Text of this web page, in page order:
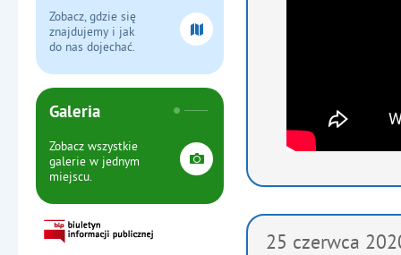
Zobacz, gdzie się
znajdujemy i jak
do nas dojechać.
Galeria
Zobacz wszystkie
galerie w jednym
miejscu.
25 czerwca